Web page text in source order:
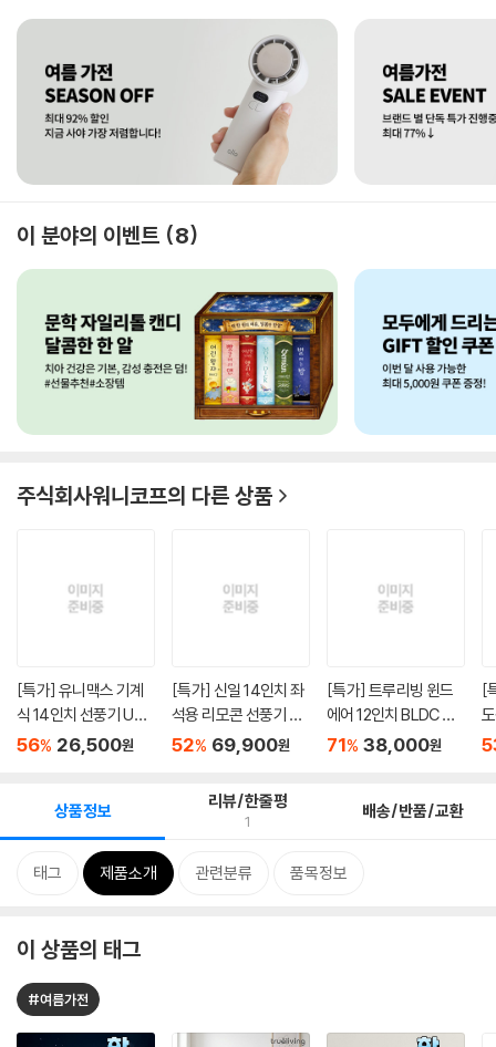
이 분야의 이벤트 8
주식회사워니코프의 다른 상품
[특가] 유니맥스 기계
식 14인치 선풍기 UMF
-8483...
56% 26,500원
[특가] 신일 14인치 좌
석용 리모콘 선풍기 SIF
-A...
52% 69,900원
[특가] 트루리빙 윈드
에어 12인치 BLDC 선
풍기 T...
71% 38,000원
[
상품정보 리뷰/한줄평
1 배송/반품/교환
태그 제품소개 관련분류 품목정보
이 상품의 태그
#여름가전